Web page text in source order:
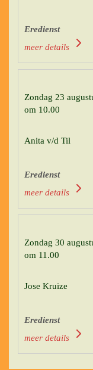
Eredienst
meer details
Zondag 23
om 10.00
Anita v/d Til
Eredienst
meer details
Zondag 30
om 11.00
Jose Kruize
Eredienst
meer details